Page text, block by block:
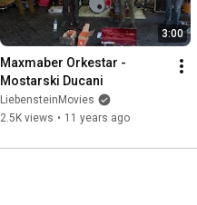
3:00
Maxmaber Orkestar -
Mostarski Ducani
LiebensteinMovies
2.5K views • 11 years ago